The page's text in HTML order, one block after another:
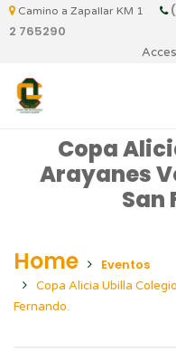
Camino a Zapallar KM 1
2 765290
Copa
Arayanes
San
Home Eventos
Copa Alicia Ubilla
Fernando.